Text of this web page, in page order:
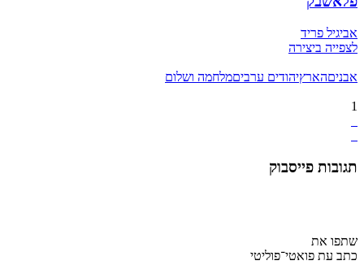
אביגיל פריד
לצפייה ביצירה
אבניםהארץיהודים ערביםמלחמה ושלום
1
תגובות פייסבוק
שתפו את
כתב עת פואטי־פוליטי